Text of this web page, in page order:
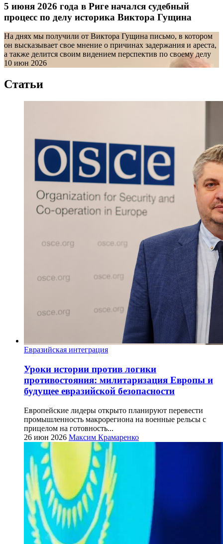
5 июня 2026 года в Риге начался судебный
процесс по делу историка Виктора Гущина
На днях мы получили от Виктора Гущина письмо, в котором
он высказывает свое мнение о причинах задержания и ареста,
а также делится своим видением перспектив по своему делу
10 июн 2026
Статьи
Евразийская интеграция
Уроки истории против логики
противостояния: милитаризация Европы и
будущее евразийской безопасности
Европейские лидеры открыто планируют перевести
промышленность макрорегиона на военные рельсы с
прицелом на готовность...
26 июн 2026 Максим Крамаренко